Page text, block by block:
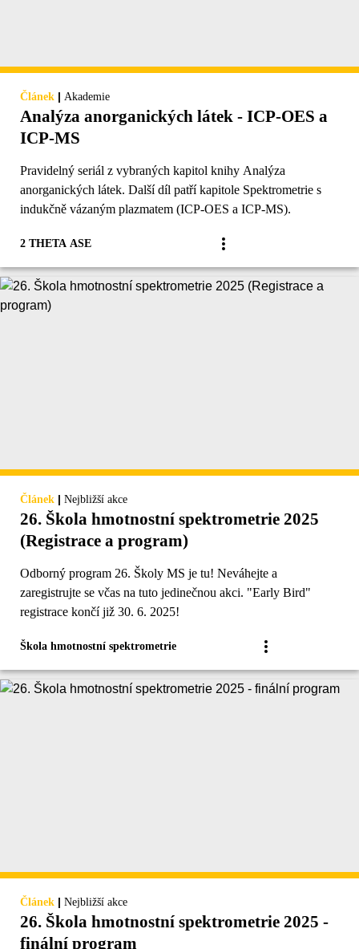
Článek | Akademie
Analýza anorganických látek - ICP-OES a
ICP-MS
Pravidelný seriál z vybraných kapitol knihy Analýza
anorganických látek. Další díl patří kapitole Spektrometrie s
indukčně vázaným plazmatem (ICP-OES a ICP-MS).
2 THETA ASE
Článek | Nejbližší akce
26. Škola hmotnostní spektrometrie 2025
(Registrace a program)
Odborný program 26. Školy MS je tu! Neváhejte a
zaregistrujte se včas na tuto jedinečnou akci. "Early Bird"
registrace končí již 30. 6. 2025!
Škola hmotnostní spektrometrie
Článek | Nejbližší akce
26. Škola hmotnostní spektrometrie 2025 -
finální program